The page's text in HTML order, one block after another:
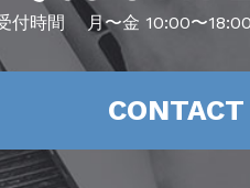
付時間 月〜金 10:00〜
CONTACT